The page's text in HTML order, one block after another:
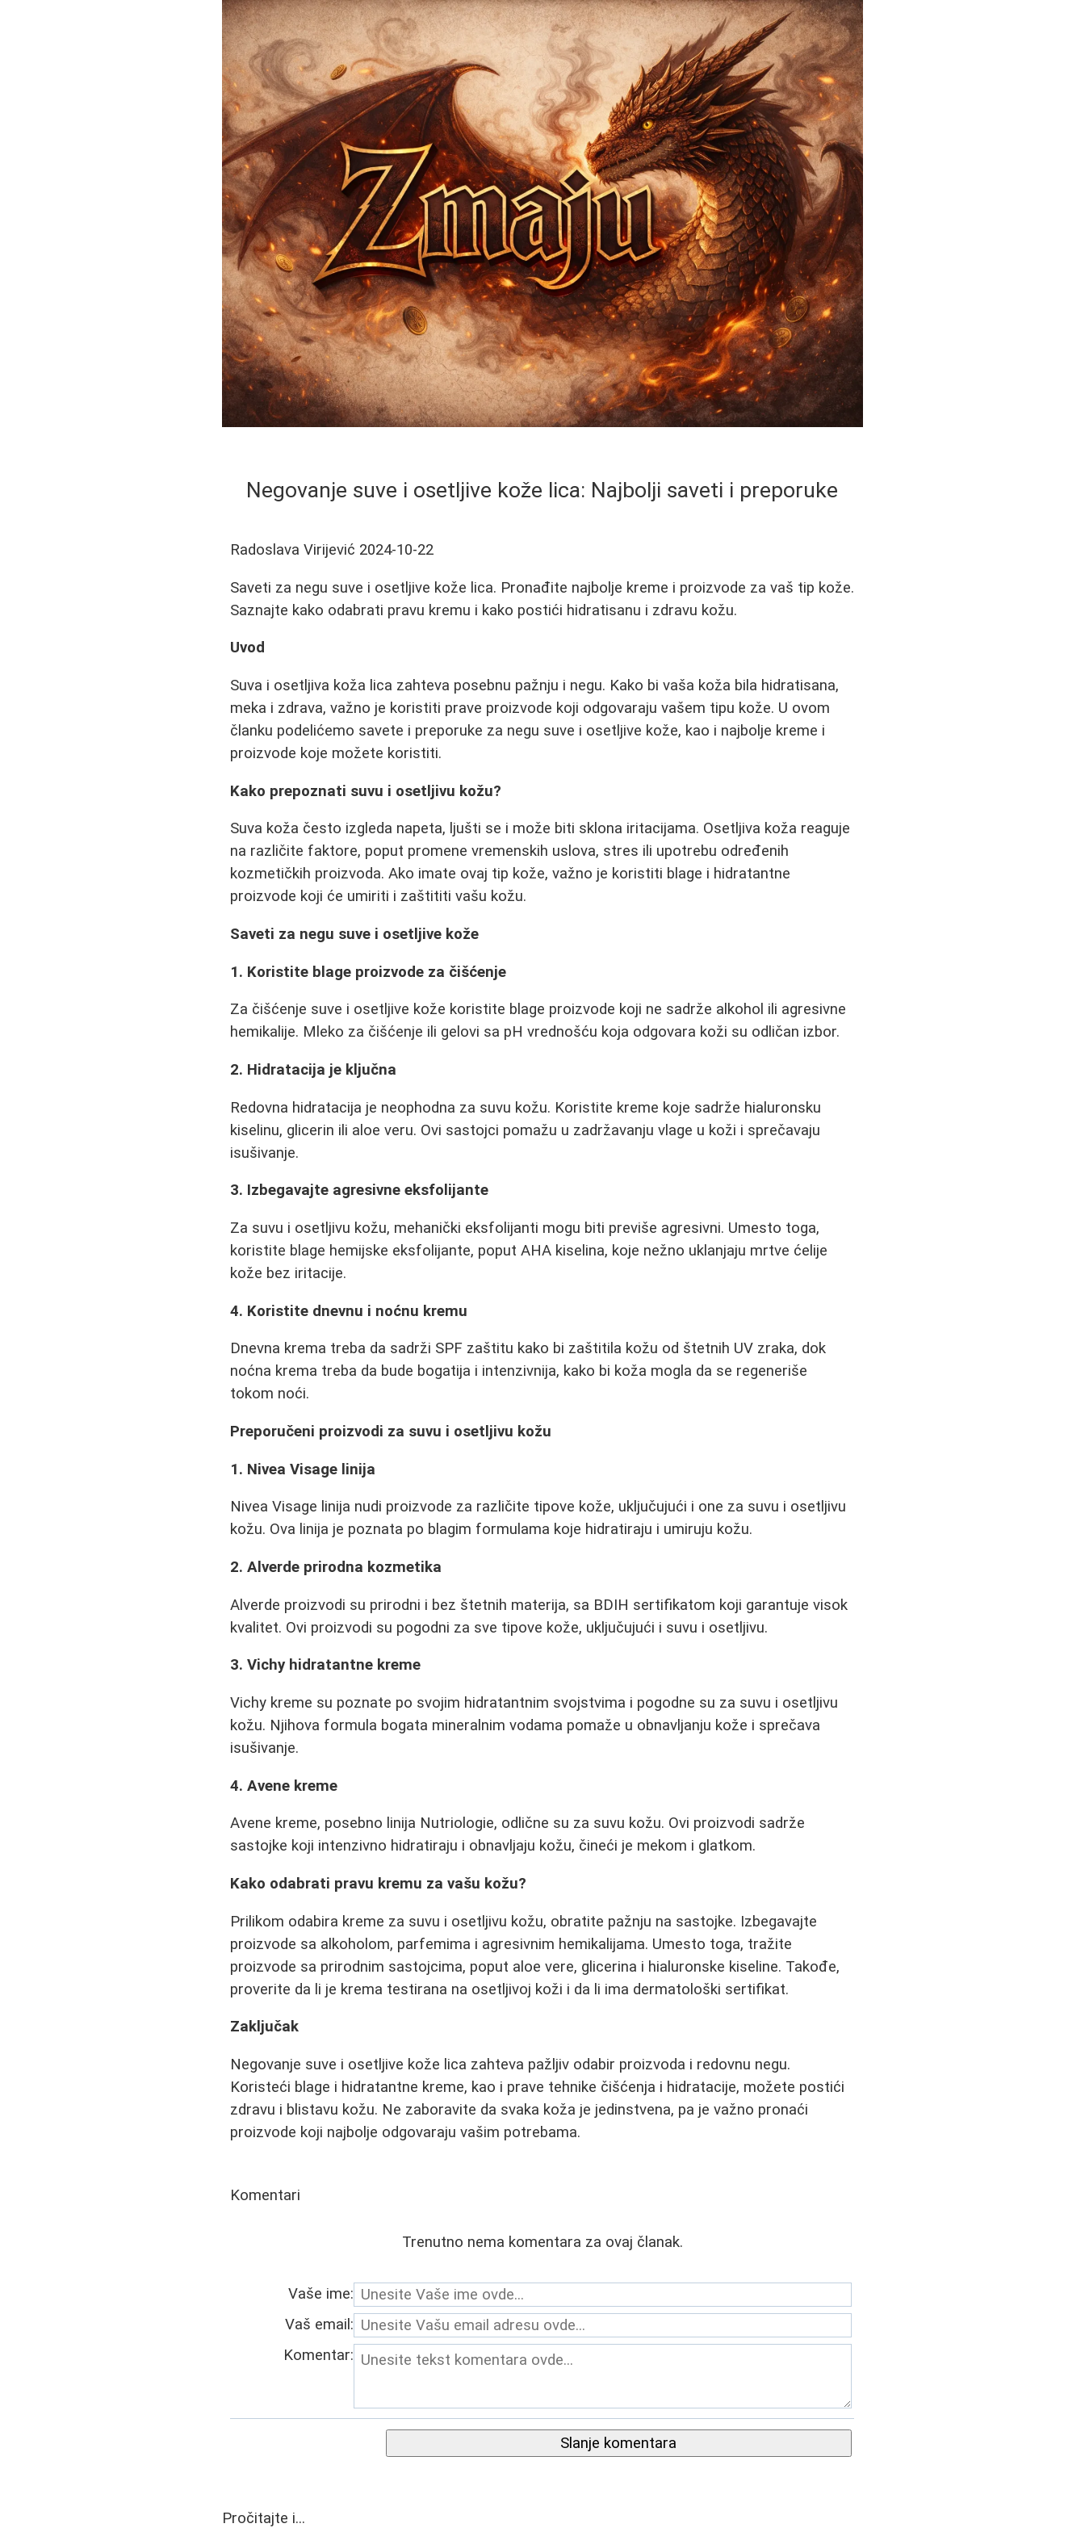
Negovanje suve i osetljive kože lica: Najbolji saveti i preporuke
Radoslava Virijević 2024-10-22
Saveti za negu suve i osetljive kože lica. Pronađite najbolje kreme i proizvode za vaš tip kože.
Saznajte kako odabrati pravu kremu i kako postići hidratisanu i zdravu kožu.
Uvod
Suva i osetljiva koža lica zahteva posebnu pažnju i negu. Kako bi vaša koža bila hidratisana,
meka i zdrava, važno je koristiti prave proizvode koji odgovaraju vašem tipu kože. U ovom
članku podelićemo savete i preporuke za negu suve i osetljive kože, kao i najbolje kreme i
proizvode koje možete koristiti.
Kako prepoznati suvu i osetljivu kožu?
Suva koža često izgleda napeta, ljušti se i može biti sklona iritacijama. Osetljiva koža reaguje
na različite faktore, poput promene vremenskih uslova, stres ili upotrebu određenih
kozmetičkih proizvoda. Ako imate ovaj tip kože, važno je koristiti blage i hidratantne
proizvode koji će umiriti i zaštititi vašu kožu.
Saveti za negu suve i osetljive kože
1. Koristite blage proizvode za čišćenje
Za čišćenje suve i osetljive kože koristite blage proizvode koji ne sadrže alkohol ili agresivne
hemikalije. Mleko za čišćenje ili gelovi sa pH vrednošću koja odgovara koži su odličan izbor.
2. Hidratacija je ključna
Redovna hidratacija je neophodna za suvu kožu. Koristite kreme koje sadrže hialuronsku
kiselinu, glicerin ili aloe veru. Ovi sastojci pomažu u zadržavanju vlage u koži i sprečavaju
isušivanje.
3. Izbegavajte agresivne eksfolijante
Za suvu i osetljivu kožu, mehanički eksfolijanti mogu biti previše agresivni. Umesto toga,
koristite blage hemijske eksfolijante, poput AHA kiselina, koje nežno uklanjaju mrtve ćelije
kože bez iritacije.
4. Koristite dnevnu i noćnu kremu
Dnevna krema treba da sadrži SPF zaštitu kako bi zaštitila kožu od štetnih UV zraka, dok
noćna krema treba da bude bogatija i intenzivnija, kako bi koža mogla da se regeneriše
tokom noći.
Preporučeni proizvodi za suvu i osetljivu kožu
1. Nivea Visage linija
Nivea Visage linija nudi proizvode za različite tipove kože, uključujući i one za suvu i osetljivu
kožu. Ova linija je poznata po blagim formulama koje hidratiraju i umiruju kožu.
2. Alverde prirodna kozmetika
Alverde proizvodi su prirodni i bez štetnih materija, sa BDIH sertifikatom koji garantuje visok
kvalitet. Ovi proizvodi su pogodni za sve tipove kože, uključujući i suvu i osetljivu.
3. Vichy hidratantne kreme
Vichy kreme su poznate po svojim hidratantnim svojstvima i pogodne su za suvu i osetljivu
kožu. Njihova formula bogata mineralnim vodama pomaže u obnavljanju kože i sprečava
isušivanje.
4. Avene kreme
Avene kreme, posebno linija Nutriologie, odlične su za suvu kožu. Ovi proizvodi sadrže
sastojke koji intenzivno hidratiraju i obnavljaju kožu, čineći je mekom i glatkom.
Kako odabrati pravu kremu za vašu kožu?
Prilikom odabira kreme za suvu i osetljivu kožu, obratite pažnju na sastojke. Izbegavajte
proizvode sa alkoholom, parfemima i agresivnim hemikalijama. Umesto toga, tražite
proizvode sa prirodnim sastojcima, poput aloe vere, glicerina i hialuronske kiseline. Takođe,
proverite da li je krema testirana na osetljivoj koži i da li ima dermatološki sertifikat.
Zaključak
Negovanje suve i osetljive kože lica zahteva pažljiv odabir proizvoda i redovnu negu.
Koristeći blage i hidratantne kreme, kao i prave tehnike čišćenja i hidratacije, možete postići
zdravu i blistavu kožu. Ne zaboravite da svaka koža je jedinstvena, pa je važno pronaći
proizvode koji najbolje odgovaraju vašim potrebama.
Komentari
Trenutno nema komentara za ovaj članak.
Vaše ime:
Vaš email:
Komentar:
Slanje komentara
Pročitajte i...